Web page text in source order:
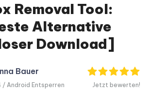
Neu
Removal Tool:
Alternative
Download]
Bauer
/Android Entsperren Jetzt bewerten!